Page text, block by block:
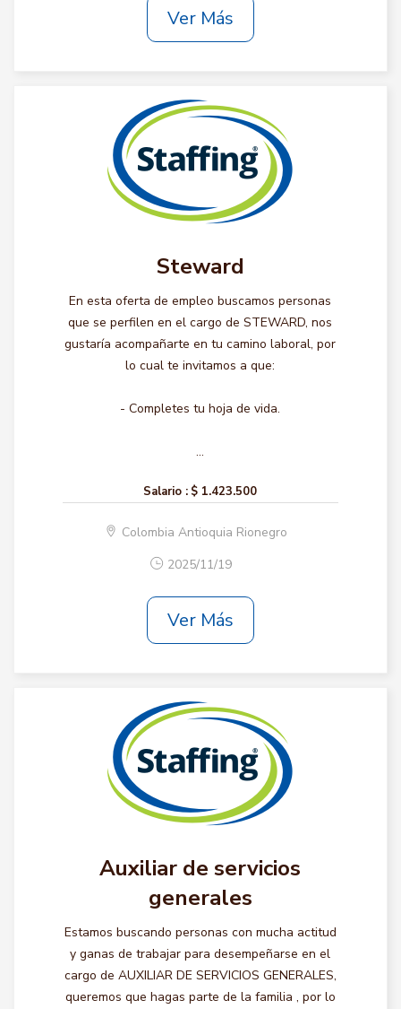
Ver Más
Steward
En esta oferta de empleo buscamos personas
que se perfilen en el cargo de STEWARD, nos
gustaría acompañarte en tu camino laboral, por
lo cual te invitamos a que:
- Completes tu hoja de vida.
...
Salario : $ 1.423.500
Colombia Antioquia Rionegro
2025/11/19
Ver Más
Auxiliar de servicios
generales
Estamos buscando personas con mucha actitud
y ganas de trabajar para desempeñarse en el
cargo de AUXILIAR DE SERVICIOS GENERALES,
queremos que hagas parte de la familia , por lo